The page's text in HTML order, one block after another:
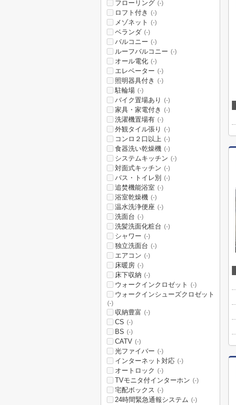
フローリング (-)
ロフト付き (-)
メゾネット (-)
ベランダ (-)
バルコニー (-)
ルーフバルコニー (-)
オール電化 (-)
エレベーター (-)
照明器具付き (-)
駐輪場 (-)
バイク置場あり (-)
家具・家電付き (-)
洗濯機置場有 (-)
外観タイル張り (-)
コンロ２口以上 (-)
食器洗い乾燥機 (-)
システムキッチン (-)
対面式キッチン (-)
バス・トイレ別 (-)
追焚機能浴室 (-)
浴室乾燥機 (-)
温水洗浄便座 (-)
洗面台 (-)
洗髪洗面化粧台 (-)
シャワー (-)
独立洗面台 (-)
エアコン (-)
床暖房 (-)
床下収納 (-)
ウォークインクロゼット (-)
ウォークインシューズクロゼット
(-)
収納豊富 (-)
CS (-)
BS (-)
CATV (-)
光ファイバー (-)
インターネット対応 (-)
オートロック (-)
TVモニタ付インターホン (-)
宅配ボックス (-)
24時間緊急通報システム (-)